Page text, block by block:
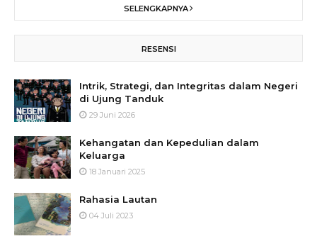
SELENGKAPNYA
RESENSI
Intrik, Strategi, dan Integritas dalam Negeri
di Ujung Tanduk
29 Juni 2026
Kehangatan dan Kepedulian dalam
Keluarga
18 Januari 2025
Rahasia Lautan
04 Juli 2023